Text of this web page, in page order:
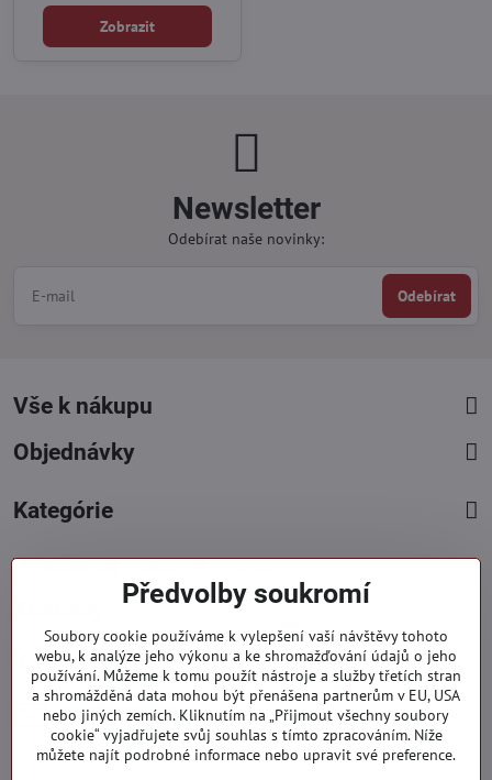
Zobrazit
Newsletter
Odebírat naše novinky:
Odebírat
Vše k nákupu
Objednávky
Kategórie
+421 919 060 751
Pondělí - Pátek : 09:00 - 15:00 hod.
info​@everlady​.eu
Non stop ( 24/7 )
Předvolby soukromí
Soubory cookie používáme k vylepšení vaší návštěvy tohoto
webu, k analýze jeho výkonu a ke shromažďování údajů o jeho
používání. Můžeme k tomu použít nástroje a služby třetích stran
a shromážděná data mohou být přenášena partnerům v EU, USA
nebo jiných zemích. Kliknutím na „Přijmout všechny soubory
cookie“ vyjadřujete svůj souhlas s tímto zpracováním. Níže
můžete najít podrobné informace nebo upravit své preference.